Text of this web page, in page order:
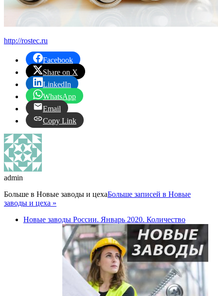
http://rostec.ru
Facebook
Share on X
LinkedIn
WhatsApp
Email
Copy Link
admin
Больше в Новые заводы и цехаБольше записей в Новые
заводы и цеха »
Новые заводы России. Январь 2020. Количество